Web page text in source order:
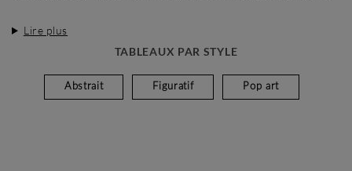
Lire plus
TABLEAUX PAR STYLE
Abstrait Figuratif Pop art